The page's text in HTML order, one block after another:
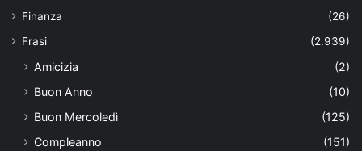
Finanza
(26)
Frasi
(2.939)
Amicizia
(2)
Buon Anno
(10)
Buon Mercoledì
(125)
Compleanno
(151)